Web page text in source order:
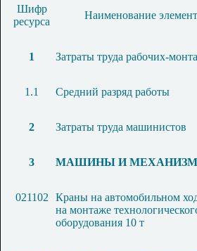
Шифр
ресурса
Наименование
1 Затраты труда рабочих-
1.1 Средний разряд работы
2 Затраты труда машинистов
3 МАШИНЫ И
021102
Краны на автомобильном
на монтаже
оборудования 10 т